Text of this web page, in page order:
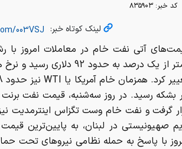
کد خبر: ۸۳۵۹۰۳
لینک کوتاه خبر:
آتی نفت خام در معاملات امروز با
گرفت و نفت خام وست تگزاس اینترمدیت
با پاسخ به حمله نظامی نیروهای تحت